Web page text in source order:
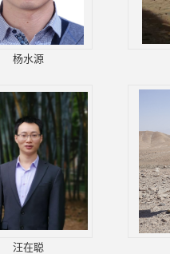
杨水源
汪在聪